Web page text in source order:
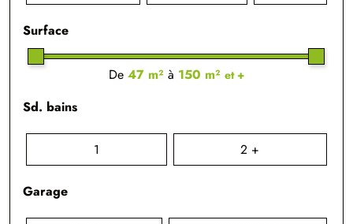
Surface
De 47 m² à 150 m² et +
Sd. bains
1 2 +
Garage